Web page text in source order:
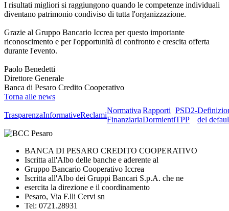
I risultati migliori si raggiungono quando le competenze individuali
diventano patrimonio condiviso di tutta l'organizzazione.
Grazie al Gruppo Bancario Iccrea per questo importante
riconoscimento e per l'opportunità di confronto e crescita offerta
durante l'evento.
Paolo Benedetti
Direttore Generale
Banca di Pesaro Credito Cooperativo
Torna alle news
TrasparenzaInformativeReclami
Normativa
Finanziaria
Rapporti
Dormienti
PSD2-
TPP
del
BANCA DI PESARO CREDITO COOPERATIVO
Iscritta all'Albo delle banche e aderente al
Gruppo Bancario Cooperativo Iccrea
Iscritta all'Albo dei Gruppi Bancari S.p.A. che ne
esercita la direzione e il coordinamento
Pesaro, Via F.lli Cervi sn
Tel: 0721.28931